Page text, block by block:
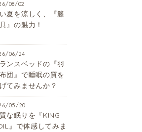
08/02
夏を涼しく、『籐
』の魅力！
06/24
ンスベッドの『羽
団』で睡眠の質を
てみませんか？
05/20
な眠りを『KING
』で体感してみま